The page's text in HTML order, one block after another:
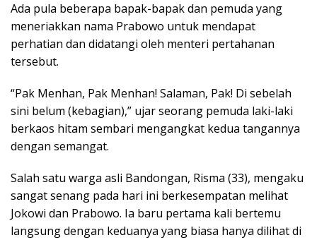
Ada pula beberapa bapak-bapak dan pemuda yang
meneriakkan nama Prabowo untuk mendapat
perhatian dan didatangi oleh menteri pertahanan
tersebut.
“Pak Menhan, Pak Menhan! Salaman, Pak! Di sebelah
sini belum (kebagian),” ujar seorang pemuda laki-laki
berkaos hitam sembari mengangkat kedua tangannya
dengan semangat.
Salah satu warga asli Bandongan, Risma (33), mengaku
sangat senang pada hari ini berkesempatan melihat
Jokowi dan Prabowo. Ia baru pertama kali bertemu
langsung dengan keduanya yang biasa hanya dilihat di